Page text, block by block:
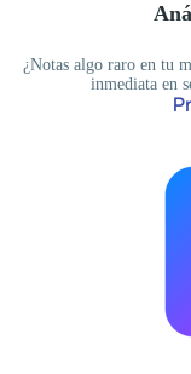
¿Notas algo raro en tu
inmediata en